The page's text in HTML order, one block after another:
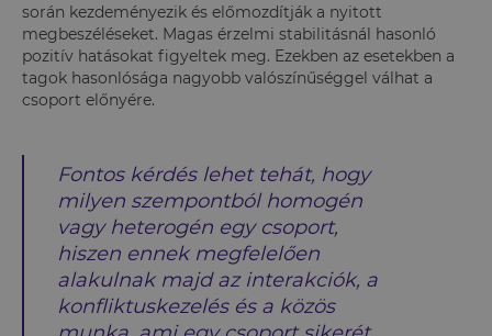
során kezdeményezik és előmozdítják a nyitott
megbeszéléseket. Magas érzelmi stabilitásnál hasonló
pozitív hatásokat figyeltek meg. Ezekben az esetekben a
tagok hasonlósága nagyobb valószínűséggel válhat a
csoport előnyére.
Fontos kérdés lehet tehát, hogy
milyen szempontból homogén
vagy heterogén egy csoport,
hiszen ennek megfelelően
alakulnak majd az interakciók, a
konfliktuskezelés és a közös